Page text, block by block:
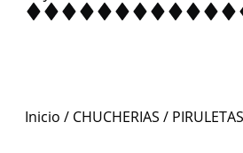
Inicio / CHUCHERIAS /